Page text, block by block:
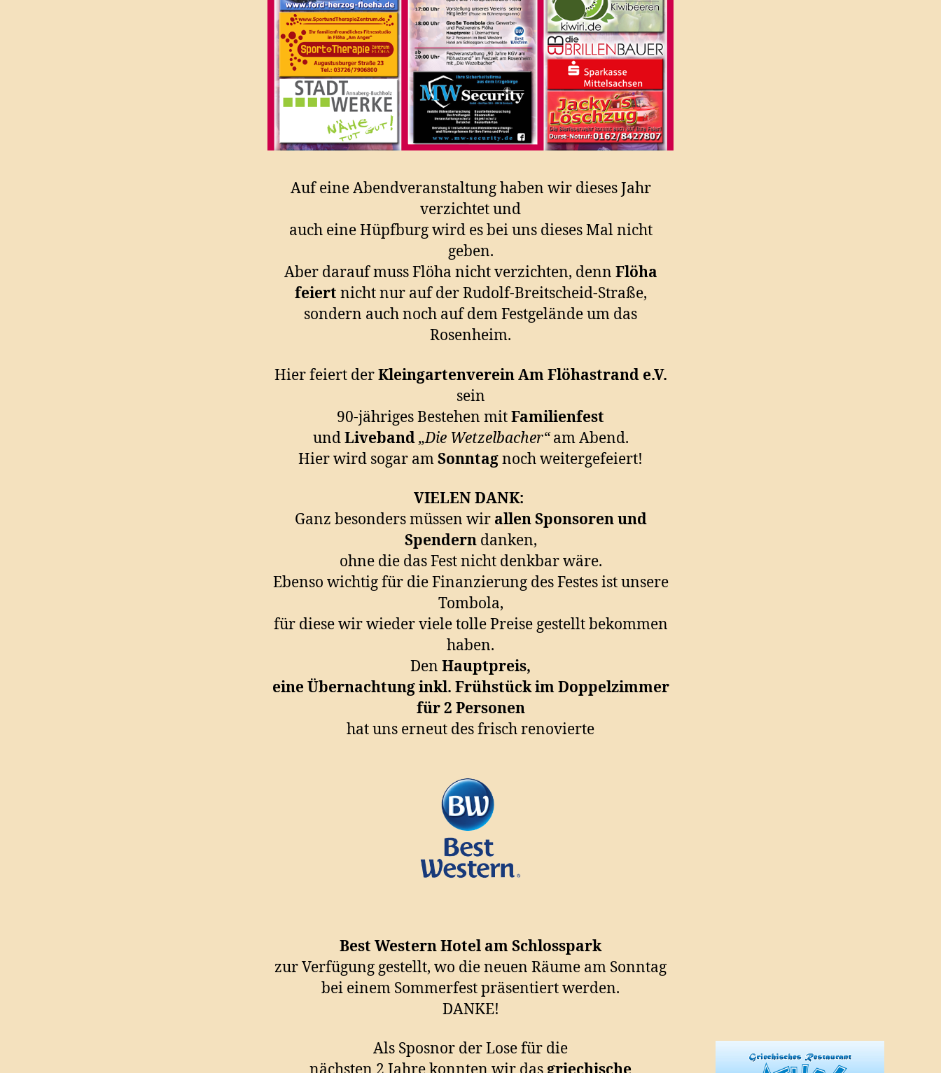
Auf eine Abendveranstaltung haben wir dieses Jahr
verzichtet und
auch eine Hüpfburg wird es bei uns dieses Mal nicht
geben.
Aber darauf muss Flöha nicht verzichten, denn Flöha
feiert nicht nur auf der Rudolf-Breitscheid-Straße,
sondern auch noch auf dem Festgelände um das
Rosenheim.
Hier feiert derKleingartenverein Am Flöhastrand e.V.
sein
90-jähriges Bestehen mitFamilienfest
undLiveband„Die Wetzelbacher“am Abend.
Hier wird sogar amSonntagnoch weitergefeiert!
VIELEN DANK:
Ganz besonders müssen wir allen Sponsoren und
Spenderndanken,
ohne die das Fest nicht denkbar wäre.
Ebenso wichtig für die Finanzierung des Festes ist unsere
Tombola,
für diese wir wieder viele tolle Preise gestellt bekommen
haben.
Den Hauptpreis,
eine Übernachtung inkl. Frühstück im Doppelzimmer
für 2 Personen
hat uns erneut des frisch renovierte
Best Western Hotel am Schlosspark
zur Verfügung gestellt, wo die neuen Räume am Sonntag
bei einem Sommerfest präsentiert werden.
DANKE!
Als Sposnor der Lose für die